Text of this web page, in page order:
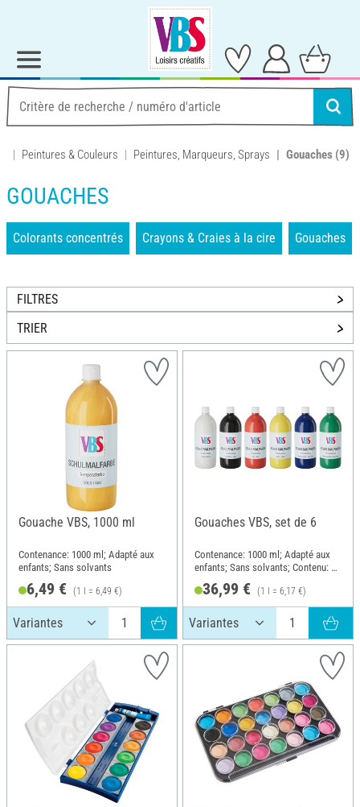
Peintures & Couleurs Peintures, Marqueurs, Sprays Gouaches (9)
GOUACHES
Colorants concentrés Crayons & Craies à la cire Gouaches
FILTRES
TRIER
Gouache VBS, 1000 ml
Contenance: 1000 ml; Adapté aux
enfants; Sans solvants
6,49 € (1 l = 6,49 €)
Gouaches VBS, set de 6
Contenance: 1000 ml; Adapté aux
enfants; Sans solvants; Contenu: 6
36,99 € (1 l = 6,17 €)